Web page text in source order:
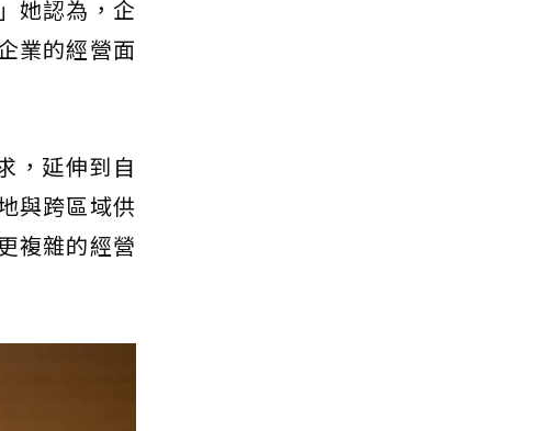
她認為，企
業的經營面
，延伸到自
與跨區域供
複雜的經營